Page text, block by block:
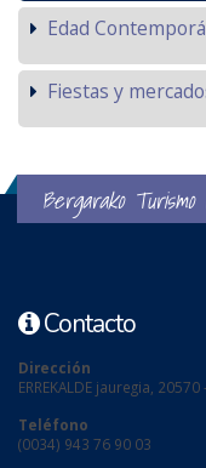
Edad
Fiestas y
Bergarako Turismo
Contacto
Dirección
ERREKALDE jauregia,
Teléfono
(0034) 943 76 90 03